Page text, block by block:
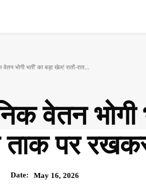
भोगी भर्ती’ का बड़ा खेल! रातों-रात...
वेतन भोगी
ताक पर
Date: May 16, 2026